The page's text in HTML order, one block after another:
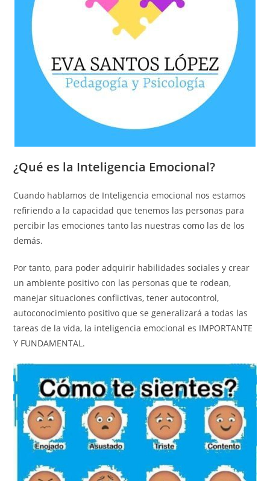
¿Qué es la Inteligencia Emocional?
Cuando hablamos de Inteligencia emocional nos estamos
refiriendo a la capacidad que tenemos las personas para
percibir las emociones tanto las nuestras como las de los
demás.
Por tanto, para poder adquirir habilidades sociales y crear
un ambiente positivo con las personas que te rodean,
manejar situaciones conflictivas, tener autocontrol,
autoconocimiento positivo que se generalizará a todas las
tareas de la vida, la inteligencia emocional es IMPORTANTE
Y FUNDAMENTAL.